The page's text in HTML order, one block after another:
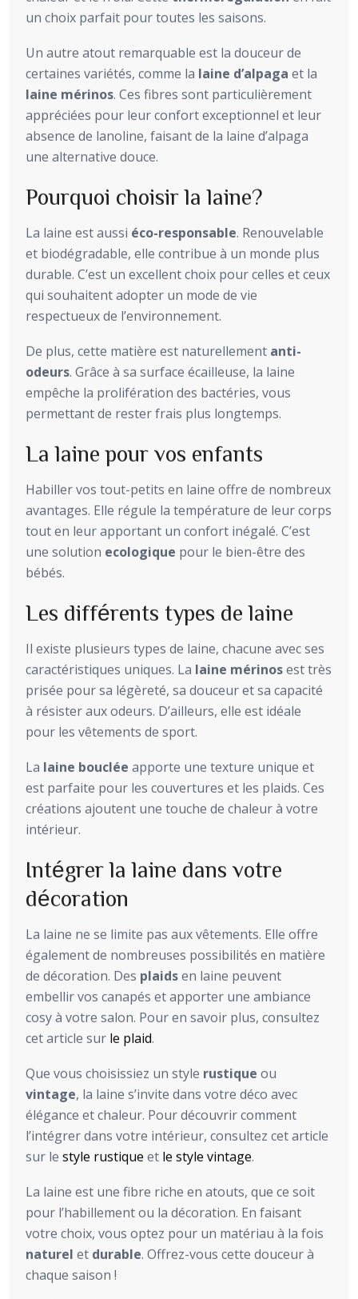
un choix parfait pour toutes les saisons.
Un autre atout remarquable est la douceur de
certaines variétés, comme la laine d’alpaga et la
laine mérinos. Ces fibres sont particulièrement
appréciées pour leur confort exceptionnel et leur
absence de lanoline, faisant de la laine d’alpaga
une alternative douce.
Pourquoi choisir la laine?
La laine est aussi éco-responsable. Renouvelable
et biodégradable, elle contribue à un monde plus
durable. C’est un excellent choix pour celles et ceux
qui souhaitent adopter un mode de vie
respectueux de l’environnement.
De plus, cette matière est naturellement anti-
odeurs. Grâce à sa surface écailleuse, la laine
empêche la prolifération des bactéries, vous
permettant de rester frais plus longtemps.
La laine pour vos enfants
Habiller vos tout-petits en laine offre de nombreux
avantages. Elle régule la température de leur corps
tout en leur apportant un confort inégalé. C’est
une solution ecologique pour le bien-être des
bébés.
Les différents types de laine
Il existe plusieurs types de laine, chacune avec ses
caractéristiques uniques. La laine mérinosest très
prisée pour sa légèreté, sa douceur et sa capacité
à résister aux odeurs. D’ailleurs, elle est idéale
pour les vêtements de sport.
La laine bouclée apporte une texture unique et
est parfaite pour les couvertures et les plaids. Ces
créations ajoutent une touche de chaleur à votre
intérieur.
Intégrer la laine dans votre
décoration
La laine ne se limite pas aux vêtements. Elle offre
également de nombreuses possibilités en matière
de décoration. Des plaidsen laine peuvent
embellir vos canapés et apporter une ambiance
cosy à votre salon. Pour en savoir plus, consultez
cet article sur le plaid.
Que vous choisissiez un style rustique ou
vintage, la laine s’invite dans votre déco avec
élégance et chaleur. Pour découvrir comment
l’intégrer dans votre intérieur, consultez cet article
sur le style rustique et le style vintage.
La laine est une fibre riche en atouts, que ce soit
pour l’habillement ou la décoration. En faisant
votre choix, vous optez pour un matériau à la fois
naturel et durable. Offrez-vous cette douceur à
chaque saison !